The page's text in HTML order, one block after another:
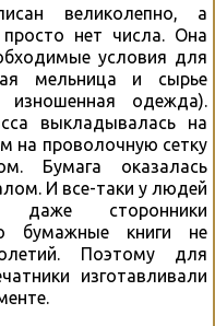
великолепно, а
нет числа. Она
условия для
мельница и сырье
изношенная одежда).
выкладывалась на
на проволочную сетку
Бумага оказалась
И все-таки у людей
сторонники
бумажные книги не
Поэтому для
изготавливали